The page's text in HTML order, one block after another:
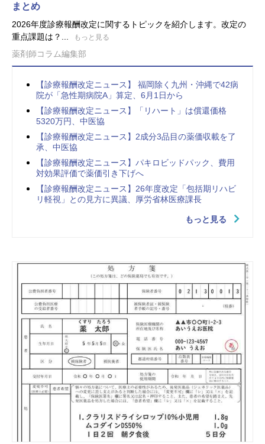
まとめ
2026年度診療報酬改定に関するトピックを紹介します。改定の
重点課題は？...
もっと見る
薬剤師コラム編集部
【診療報酬改定ニュース】 福岡除く九州・沖縄で42病
院が「急性期病院A」算定、6月1日から
【診療報酬改定ニュース】「リハート」は償還価格
5320万円、中医協
【診療報酬改定ニュース】2成分3品目の薬価収載を了
承、中医協
【診療報酬改定ニュース】パキロビッドパック、費用
対効果評価で薬価引き下げへ
【診療報酬改定ニュース】26年度改定「包括期リハビ
リ軽視」との見方に異議、厚労省林医療課長
もっと見る